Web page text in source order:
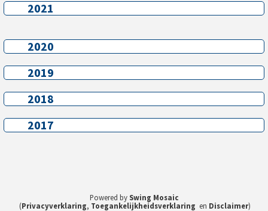
2021
2021
2020
2020
2019
2019
2018
2018
2017
2017
Powered by Swing Mosaic
(Privacyverklaring, Toegankelijkheidsverklaring en Disclaimer)